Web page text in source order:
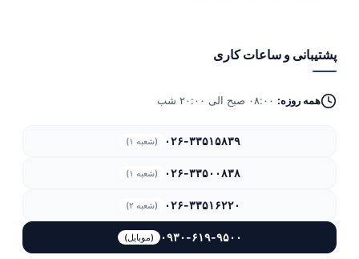
پشتیبانی و ساعات کاری
همه روزه:
۰۲۶-۳۳۵۱۵۸۳۹ (شعبه ۱)
۰۲۶-۳۳۵۰۰۸۳۸ (شعبه ۱)
۰۲۶-۳۳۵۱۶۲۲۰ (شعبه ۲)
۰۹۳۰-۶۱۹-۹۵۰۰ (موبایل)